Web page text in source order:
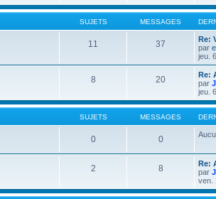
SUJETS MESSAGES
11 37
Re:
par
jeu.
8 20
Re:
par
jeu.
SUJETS MESSAGES
0 0
2 8
Re:
par
ven.